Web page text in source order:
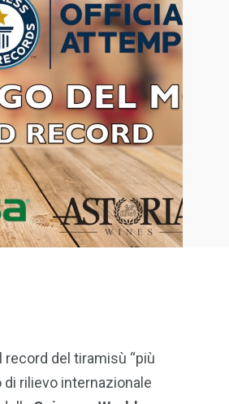
del tiramisù “più
di rilievo internazionale